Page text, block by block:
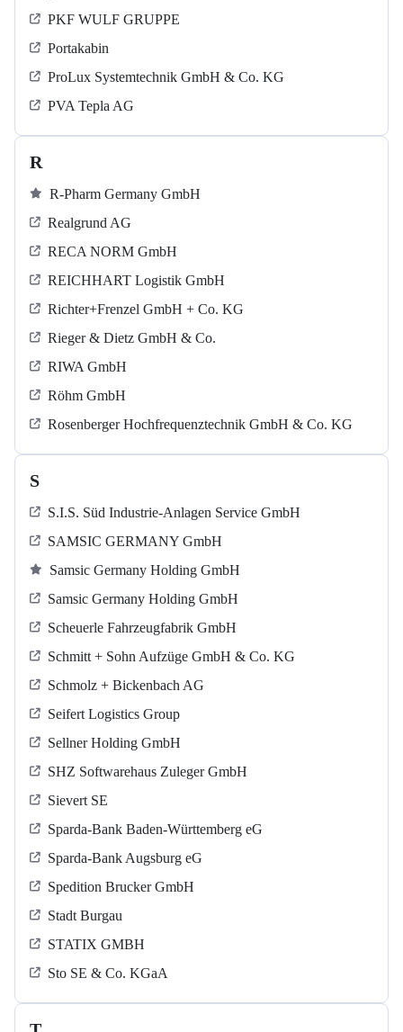
PKF WULF GRUPPE
Portakabin
ProLux Systemtechnik GmbH & Co. KG
PVA Tepla AG
R
R-Pharm Germany GmbH
Realgrund AG
RECA NORM GmbH
REICHHART Logistik GmbH
Richter+Frenzel GmbH + Co. KG
Rieger & Dietz GmbH & Co.
RIWA GmbH
Röhm GmbH
Rosenberger Hochfrequenztechnik GmbH & Co. KG
S
S.I.S. Süd Industrie-Anlagen Service GmbH
SAMSIC GERMANY GmbH
Samsic Germany Holding GmbH
Samsic Germany Holding GmbH
Scheuerle Fahrzeugfabrik GmbH
Schmitt + Sohn Aufzüge GmbH & Co. KG
Schmolz + Bickenbach AG
Seifert Logistics Group
Sellner Holding GmbH
SHZ Softwarehaus Zuleger GmbH
Sievert SE
Sparda-Bank Baden-Württemberg eG
Sparda-Bank Augsburg eG
Spedition Brucker GmbH
Stadt Burgau
STATIX GMBH
Sto SE & Co. KGaA